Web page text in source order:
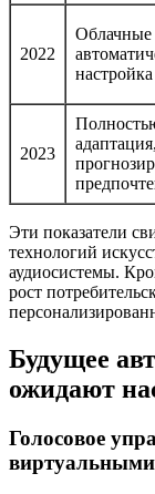
2022
Облачные
2023
адаптация,
Эти показатели
технологий
аудиосистемы.
рост
Будущее
ожидают
Голосовое